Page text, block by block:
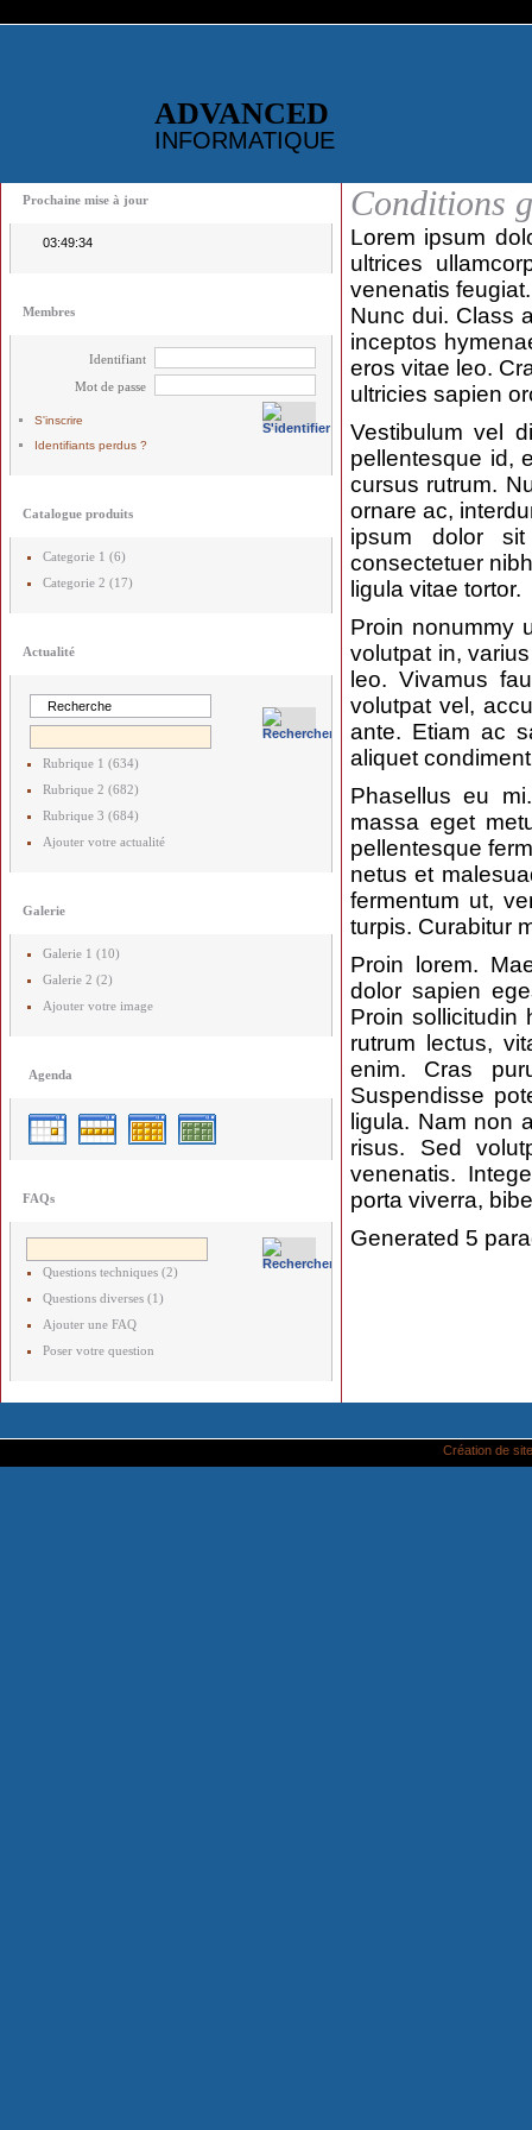
ADVANCED
INFORMATIQUE
Prochaine mise à jour
03:49:34
Membres
Identifiant
Mot de passe
S'inscrire
Identifiants perdus ?
Catalogue produits
Categorie 1 (6)
Categorie 2 (17)
Actualité
Rubrique 1 (634)
Rubrique 2 (682)
Rubrique 3 (684)
Ajouter votre actualité
Galerie
Galerie 1 (10)
Galerie 2 (2)
Ajouter votre image
Agenda
FAQs
Questions techniques (2)
Questions diverses (1)
Ajouter une FAQ
Poser votre question
Conditions
Lorem ipsum
ultrices
venenatis
Nunc dui. Class
inceptos
eros vitae leo.
ultricies sapien
Vestibulum vel
pellentesque id,
cursus rutrum.
ornare ac,
ipsum dolor
consectetuer
ligula vitae tortor.
Proin nonummy
volutpat in,
leo. Vivamus
volutpat vel,
ante. Etiam ac
aliquet
Phasellus eu
massa eget
pellentesque
netus et
fermentum ut,
turpis. Curabitur
Proin lorem.
dolor sapien
Proin sollicitudin
rutrum lectus,
enim. Cras
Suspendisse
ligula. Nam non
risus. Sed
venenatis.
porta viverra,
Generated 5
Création de